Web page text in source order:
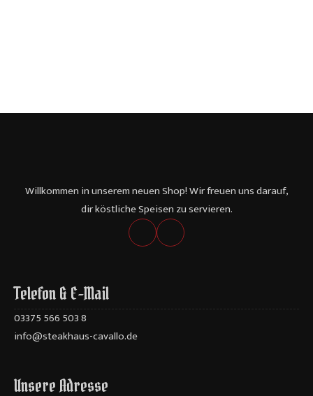
Willkommen in unserem neuen Shop! Wir freuen uns darauf,
dir köstliche Speisen zu servieren.
Telefon & E-Mail
03375 566 503 8
info@steakhaus-cavallo.de
Unsere Adresse